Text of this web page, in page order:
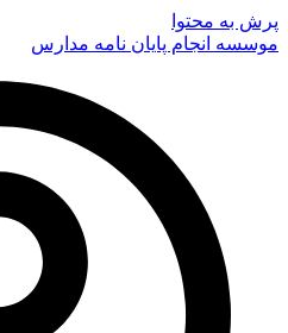
پرش به محتوا
موسسه انجام پایان نامه مدارس